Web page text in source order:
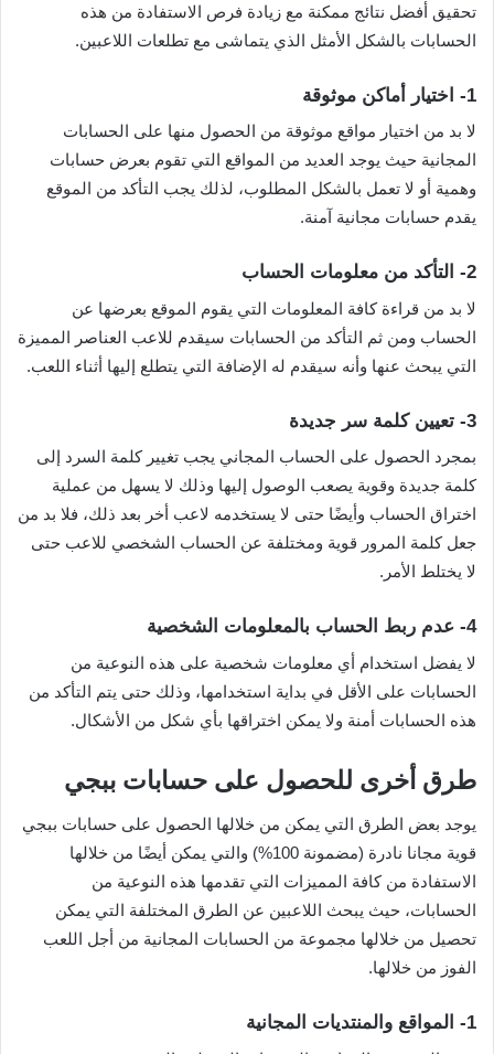
تحقيق أفضل نتائج ممكنة مع زيادة فرص الاستفادة من هذه
الحسابات بالشكل الأمثل الذي يتماشى مع تطلعات اللاعبين.
1- اختيار أماكن موثوقة
لا بد من اختيار مواقع موثوقة من الحصول منها على الحسابات
المجانية حيث يوجد العديد من المواقع التي تقوم بعرض حسابات
وهمية أو لا تعمل بالشكل المطلوب، لذلك يجب التأكد من الموقع
يقدم حسابات مجانية آمنة.
2- التأكد من معلومات الحساب
لا بد من قراءة كافة المعلومات التي يقوم الموقع بعرضها عن
الحساب ومن ثم التأكد من الحسابات سيقدم للاعب العناصر المميزة
التي يبحث عنها وأنه سيقدم له الإضافة التي يتطلع إليها أثناء اللعب.
3- تعيين كلمة سر جديدة
بمجرد الحصول على الحساب المجاني يجب تغيير كلمة السرد إلى
كلمة جديدة وقوية يصعب الوصول إليها وذلك لا يسهل من عملية
اختراق الحساب وأيضًا حتى لا يستخدمه لاعب أخر بعد ذلك، فلا بد من
جعل كلمة المرور قوية ومختلفة عن الحساب الشخصي للاعب حتى
لا يختلط الأمر.
4- عدم ربط الحساب بالمعلومات الشخصية
لا يفضل استخدام أي معلومات شخصية على هذه النوعية من
الحسابات على الأقل في بداية استخدامها، وذلك حتى يتم التأكد من
هذه الحسابات أمنة ولا يمكن اختراقها بأي شكل من الأشكال.
طرق أخرى للحصول على حسابات ببجي
يوجد بعض الطرق التي يمكن من خلالها الحصول على حسابات ببجي
قوية مجانا نادرة (مضمونة 100%) والتي يمكن أيضًا من خلالها
الاستفادة من كافة المميزات التي تقدمها هذه النوعية من
الحسابات، حيث يبحث اللاعبين عن الطرق المختلفة التي يمكن
تحصيل من خلالها مجموعة من الحسابات المجانية من أجل اللعب
الفوز من خلالها.
1- المواقع والمنتديات المجانية